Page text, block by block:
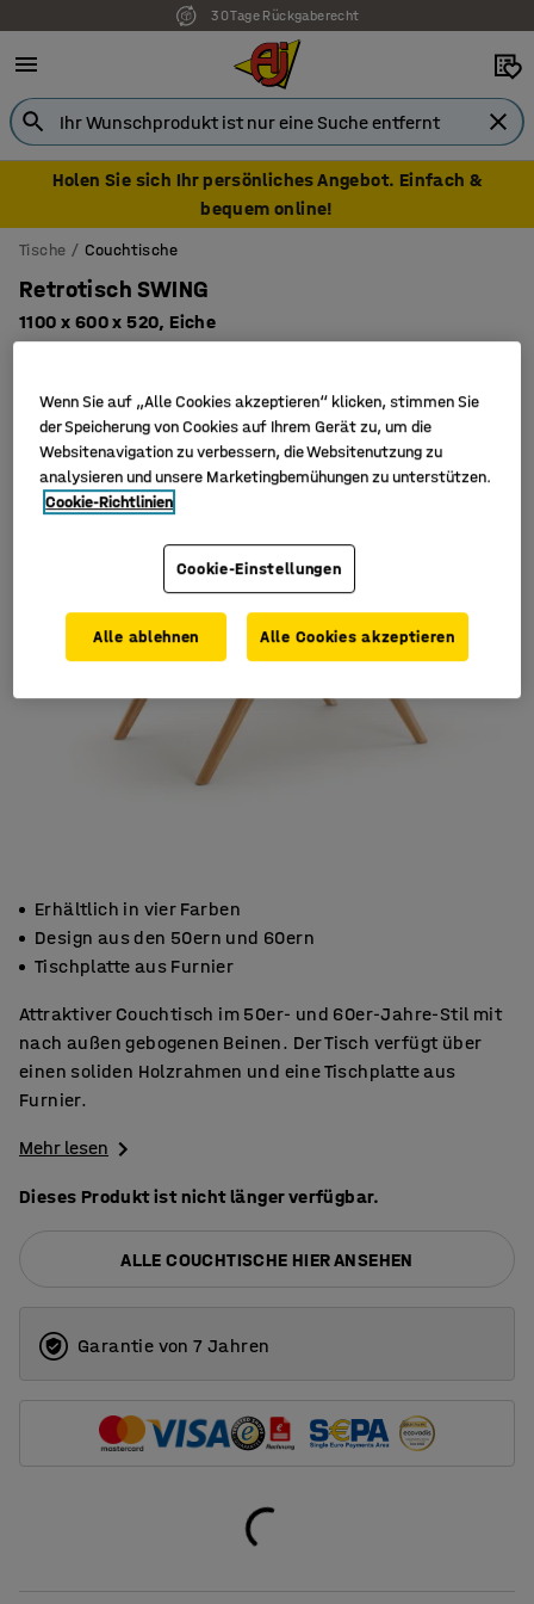
30 Tage Rückgaberecht
Holen Sie sich Ihr persönliches Angebot. Einfach &
bequem online!
Tische Couchtische
Retrotisch SWING
1100 x 600 x 520, Eiche
Erhältlich in vier Farben
Design aus den 50ern und 60ern
Tischplatte aus Furnier
Attraktiver Couchtisch im 50er- und 60er-Jahre-Stil mit
nach außen gebogenen Beinen. Der Tisch verfügt über
einen soliden Holzrahmen und eine Tischplatte aus
Furnier.
Mehr lesen
Dieses Produkt ist nicht länger verfügbar.
ALLE COUCHTISCHE HIER ANSEHEN
Garantie von 7 Jahren
Wenn Sie auf „Alle Cookies akzeptieren“ klicken, stimmen Sie
der Speicherung von Cookies auf Ihrem Gerät zu, um die
Websitenavigation zu verbessern, die Websitenutzung zu
analysieren und unsere Marketingbemühungen zu unterstützen.
Cookie-Richtlinien
Cookie-Einstellungen
Alle ablehnen Alle Cookies akzeptieren